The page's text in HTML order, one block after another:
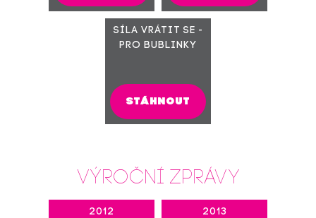
SÍLA vrátit se -
pro Bublinky
STÁHNOUT
Výroční zprávy
2012 2013